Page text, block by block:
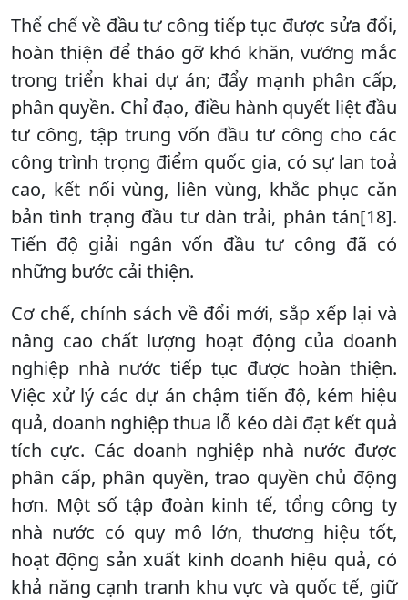
Thể chế về đầu tư công tiếp tục được sửa đổi,
hoàn thiện để tháo gỡ khó khăn, vướng mắc
trong triển khai dự án; đẩy mạnh phân cấp,
phân quyền. Chỉ đạo, điều hành quyết liệt đầu
tư công, tập trung vốn đầu tư công cho các
công trình trọng điểm quốc gia, có sự lan toả
cao, kết nối vùng, liên vùng, khắc phục căn
bản tình trạng đầu tư dàn trải, phân tán[18].
Tiến độ giải ngân vốn đầu tư công đã có
những bước cải thiện.
Cơ chế, chính sách về đổi mới, sắp xếp lại và
nâng cao chất lượng hoạt động của doanh
nghiệp nhà nước tiếp tục được hoàn thiện.
Việc xử lý các dự án chậm tiến độ, kém hiệu
quả, doanh nghiệp thua lỗ kéo dài đạt kết quả
tích cực. Các doanh nghiệp nhà nước được
phân cấp, phân quyền, trao quyền chủ động
hơn. Một số tập đoàn kinh tế, tổng công ty
nhà nước có quy mô lớn, thương hiệu tốt,
hoạt động sản xuất kinh doanh hiệu quả, có
khả năng cạnh tranh khu vực và quốc tế, giữ